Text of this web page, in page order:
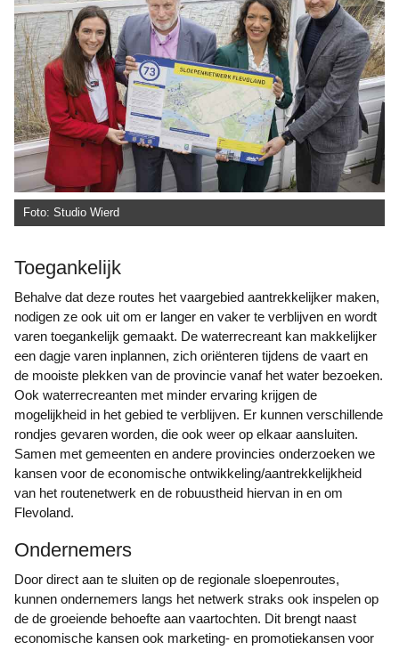
Foto: Studio Wierd
Toegankelijk
Behalve dat deze routes het vaargebied aantrekkelijker maken,
nodigen ze ook uit om er langer en vaker te verblijven en wordt
varen toegankelijk gemaakt. De waterrecreant kan makkelijker
een dagje varen inplannen, zich oriënteren tijdens de vaart en
de mooiste plekken van de provincie vanaf het water bezoeken.
Ook waterrecreanten met minder ervaring krijgen de
mogelijkheid in het gebied te verblijven. Er kunnen verschillende
rondjes gevaren worden, die ook weer op elkaar aansluiten.
Samen met gemeenten en andere provincies onderzoeken we
kansen voor de economische ontwikkeling/aantrekkelijkheid
van het routenetwerk en de robuustheid hiervan in en om
Flevoland.
Ondernemers
Door direct aan te sluiten op de regionale sloepenroutes,
kunnen ondernemers langs het netwerk straks ook inspelen op
de de groeiende behoefte aan vaartochten. Dit brengt naast
economische kansen ook marketing- en promotiekansen voor